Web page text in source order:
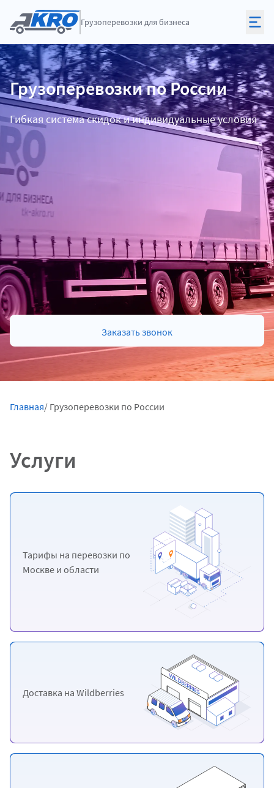
Грузоперевозки для бизнеса
Грузоперевозкипо России
Гибкая система скидок и индивидуальные условия
Заказать звонок
Главная/ Грузоперевозки по России
Услуги
Тарифы на перевозки по
Москве и области
Доставка на Wildberries